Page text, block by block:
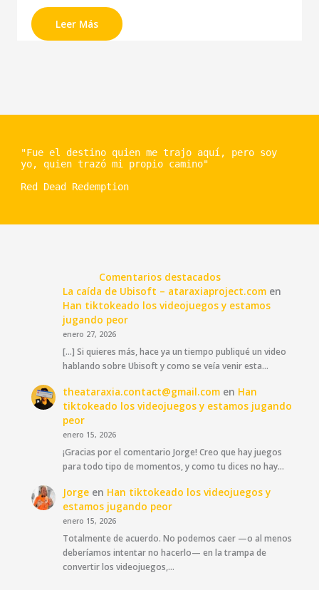
Leer Más
"Fue el destino quien me trajo aquí, pero soy
yo, quien trazó mi propio camino"
Red Dead Redemption
Comentarios destacados
La caída de Ubisoft – ataraxiaproject.com en
Han tiktokeado los videojuegos y estamos
jugando peor
enero 27, 2026
[…] Si quieres más, hace ya un tiempo publiqué un video
hablando sobre Ubisoft y como se veía venir esta…
theataraxia.contact@gmail.com en Han
tiktokeado los videojuegos y estamos jugando
peor
enero 15, 2026
¡Gracias por el comentario Jorge! Creo que hay juegos
para todo tipo de momentos, y como tu dices no hay…
Jorge en Han tiktokeado los videojuegos y
estamos jugando peor
enero 15, 2026
Totalmente de acuerdo. No podemos caer —o al menos
deberíamos intentar no hacerlo— en la trampa de
convertir los videojuegos,…